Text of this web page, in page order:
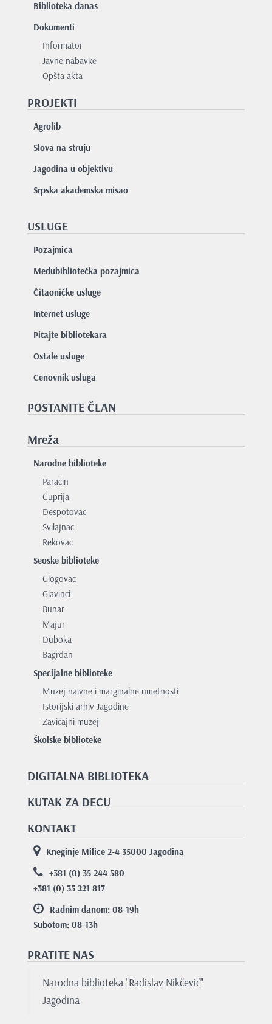
Biblioteka danas
Dokumenti
Informator
Javne nabavke
Opšta akta
PROJEKTI
Agrolib
Slova na struju
Jagodina u objektivu
Srpska akademska misao
USLUGE
Pozajmica
Međubibliotečka pozajmica
Čitaoničke usluge
Internet usluge
Pitajte bibliotekara
Ostale usluge
Cenovnik usluga
POSTANITE ČLAN
Mreža
Narodne biblioteke
Paraćin
Ćuprija
Despotovac
Svilajnac
Rekovac
Seoske biblioteke
Glogovac
Glavinci
Bunar
Majur
Duboka
Bagrdan
Specijalne biblioteke
Muzej naivne i marginalne umetnosti
Istorijski arhiv Jagodine
Zavičajni muzej
Školske biblioteke
DIGITALNA BIBLIOTEKA
KUTAK ZA DECU
KONTAKT
Kneginje Milice 2-4 35000 Jagodina
+381 (0) 35 244 580
+381 (0) 35 221 817
Radnim danom: 08-19h
Subotom: 08-13h
PRATITE NAS
Narodna biblioteka "Radislav Nikčević"
Jagodina